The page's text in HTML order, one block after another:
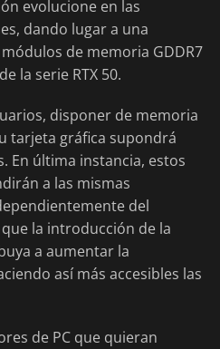
evolucione en las
dando lugar a una
de memoria GDDR7
la serie RTX 50.
disponer de memoria
tarjeta gráfica supondrá
En última instancia, estos
a las mismas
del
la introducción de la
a aumentar la
así más accesibles las
de PC que quieran